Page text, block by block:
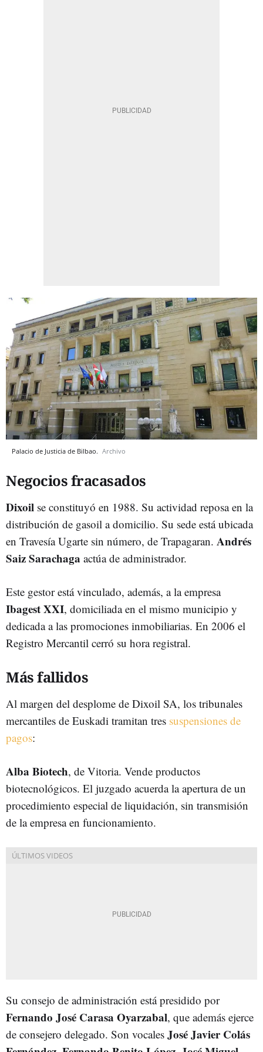
Palacio de Justicia de Bilbao. Archivo
Negocios fracasados
Dixoil se constituyó en 1988. Su actividad reposa en la
distribución de gasoil a domicilio. Su sede está ubicada
en Travesía Ugarte sin número, de Trapagaran. Andrés
Saiz Sarachaga actúa de administrador.
Este gestor está vinculado, además, a la empresa
Ibagest XXI, domiciliada en el mismo municipio y
dedicada a las promociones inmobiliarias. En 2006 el
Registro Mercantil cerró su hora registral.
Más fallidos
Al margen del desplome de Dixoil SA, los tribunales
mercantiles de Euskadi tramitan tres suspensiones de
pagos:
Alba Biotech, de Vitoria. Vende productos
biotecnológicos. El juzgado acuerda la apertura de un
procedimiento especial de liquidación, sin transmisión
de la empresa en funcionamiento.
Su consejo de administración está presidido por
Fernando José Carasa Oyarzabal, que además ejerce
de consejero delegado. Son vocales José Javier Colás